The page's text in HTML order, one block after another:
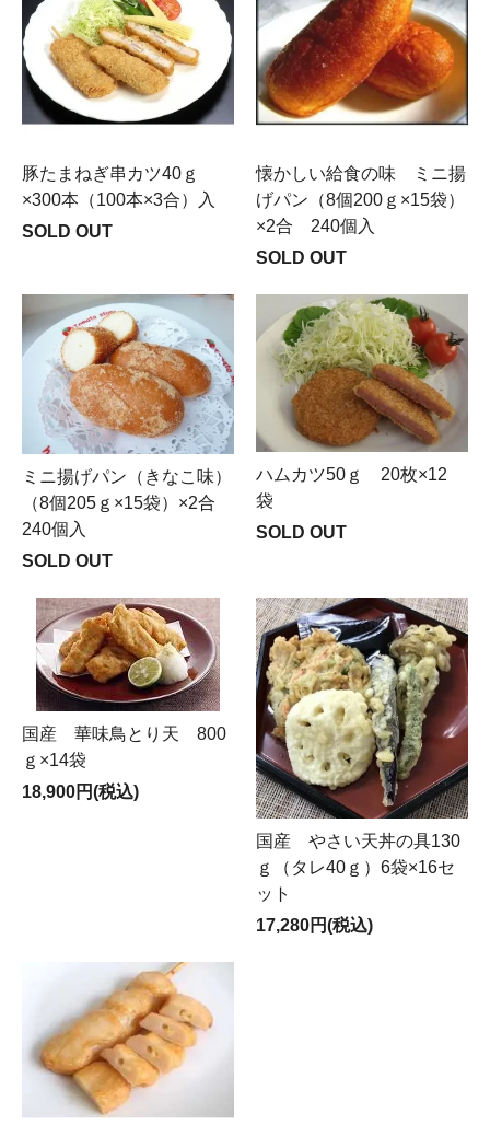
豚たまねぎ串カツ40ｇ
×300本（100本×3合）入
SOLD OUT
懐かしい給食の味 ミニ揚
げパン（8個200ｇ×15袋）
×2合 240個入
SOLD OUT
ミニ揚げパン（きなこ味）
（8個205ｇ×15袋）×2合
240個入
SOLD OUT
ハムカツ50ｇ 20枚×12
袋
SOLD OUT
国産 華味鳥とり天 800
ｇ×14袋
18,900円(税込)
国産 やさい天丼の具130
ｇ（タレ40ｇ）6袋×16セ
ット
17,280円(税込)